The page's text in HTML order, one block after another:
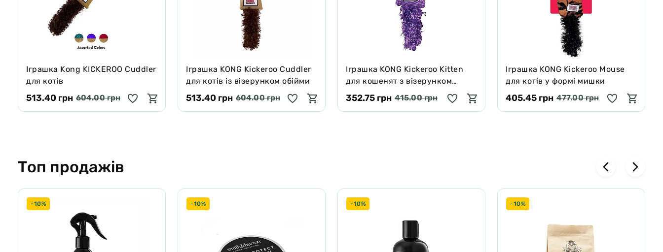
Іграшка Kong KICKEROO Cuddler
для котів
513.40 грн 604.00 грн
Іграшка KONG Kickeroo Cuddler
для котів із візерунком обійми
513.40 грн 604.00 грн
Іграшка KONG Kickeroo Kitten
для кошенят з візерунком
Фіолетовий
352.75 грн 415.00 грн
Іграшка KONG Kickeroo Mouse
для котів у формі мишки
405.45 грн 477.00 грн
Топ продажів
-10% -10% -10% -10%